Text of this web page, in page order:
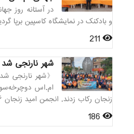
در آستانه روز
و بادکنک در نمایشگاه کاسپین برپا
شهر نارنجی شد
《شهر نارنجی
ام.اس
زنجان رکاب زدند‌. انجمن امید زنجان ۶خرداد۱۴۰۴